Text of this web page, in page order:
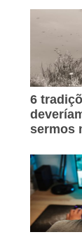
6
sermos